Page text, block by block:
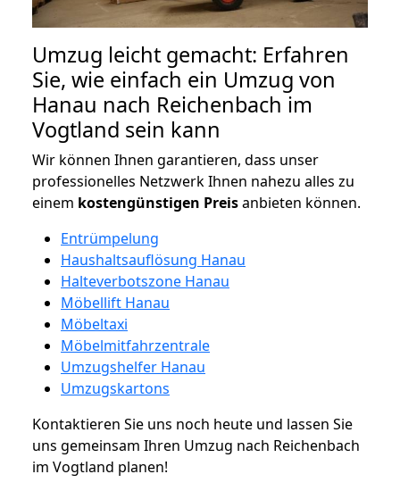
Umzug leicht gemacht: Erfahren
Sie, wie einfach ein Umzug von
Hanau nach Reichenbach im
Vogtland sein kann
Wir können Ihnen garantieren, dass unser
professionelles Netzwerk Ihnen nahezu alles zu
einem kostengünstigen Preisanbieten können.
Entrümpelung
Haushaltsauflösung Hanau
Halteverbotszone Hanau
Möbellift Hanau
Möbeltaxi
Möbelmitfahrzentrale
Umzugshelfer Hanau
Umzugskartons
Kontaktieren Sie uns noch heute und lassen Sie
uns gemeinsam Ihren Umzug nach Reichenbach
im Vogtland planen!